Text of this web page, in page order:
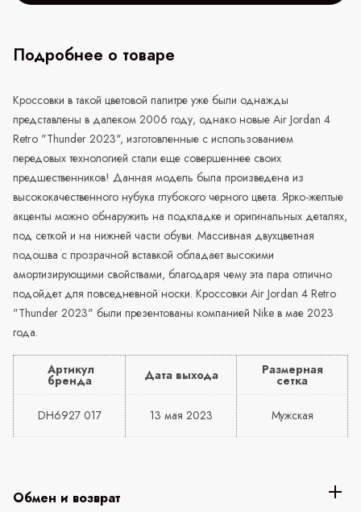
Подробнее о товаре
Кроссовки в такой цветовой палитре уже были однажды
представлены в далеком 2006 году, однако новые Air Jordan 4
Retro "Thunder 2023", изготовленные с использованием
передовых технологией стали еще совершеннее своих
предшественников! Данная модель была произведена из
высококачественного нубука глубокого черного цвета. Ярко-желтые
акценты можно обнаружить на подкладке и оригинальных деталях,
под сеткой и на нижней части обуви. Массивная двухцветная
подошва с прозрачной вставкой обладает высокими
амортизирующими свойствами, благодаря чему эта пара отлично
подойдет для повседневной носки. Кроссовки Air Jordan 4 Retro
"Thunder 2023" были презентованы компанией Nike в мае 2023
года.
Артикул
бренда Дата выхода Размерная
сетка
DH6927 017 13 мая 2023 Мужская
Обмен и возврат